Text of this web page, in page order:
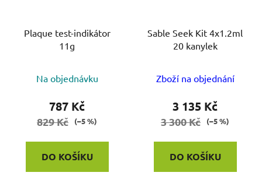
Plaque test-indikátor
11g
Na objednávku
787 Kč
829 Kč (–5 %)
DO KOŠÍKU
Sable Seek Kit 4x1.2ml
20 kanylek
Zboží na objednání
3 135 Kč
3 300 Kč (–5 %)
DO KOŠÍKU